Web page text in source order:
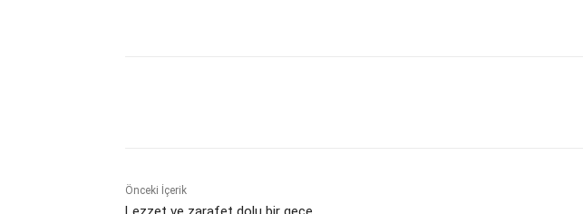
Önceki İçerik